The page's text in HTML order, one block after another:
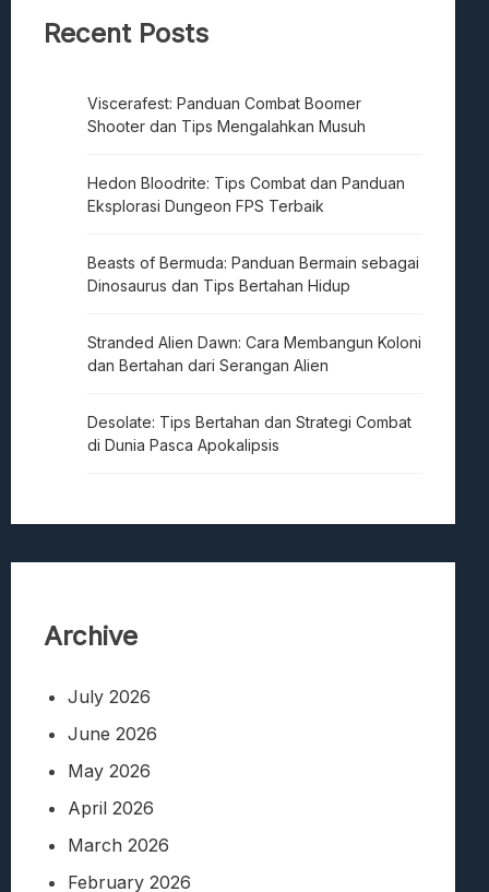
Recent Posts
Viscerafest: Panduan Combat Boomer
Shooter dan Tips Mengalahkan Musuh
Hedon Bloodrite: Tips Combat dan Panduan
Eksplorasi Dungeon FPS Terbaik
Beasts of Bermuda: Panduan Bermain sebagai
Dinosaurus dan Tips Bertahan Hidup
Stranded Alien Dawn: Cara Membangun Koloni
dan Bertahan dari Serangan Alien
Desolate: Tips Bertahan dan Strategi Combat
di Dunia Pasca Apokalipsis
Archive
July 2026
June 2026
May 2026
April 2026
March 2026
February 2026